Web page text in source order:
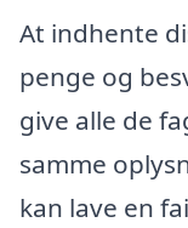
At indhente
penge og
give alle de
samme
kan lave en